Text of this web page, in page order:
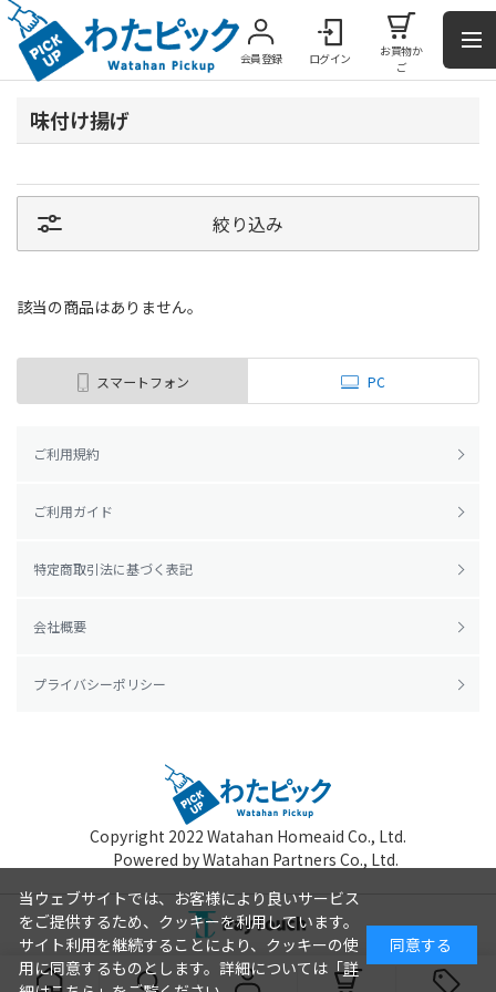
会員登録 ログイン
お買物か
ご
味付け揚げ
絞り込み
該当の商品はありません。
スマートフォン PC
ご利用規約
ご利用ガイド
特定商取引法に基づく表記
会社概要
プライバシーポリシー
Copyright 2022 Watahan Homeaid Co., Ltd.
Powered by Watahan Partners Co., Ltd.
当ウェブサイトでは、お客様により良いサービス
をご提供するため、クッキーを利用しています。
サイト利用を継続することにより、クッキーの使
用に同意するものとします。詳細については「詳
同意する